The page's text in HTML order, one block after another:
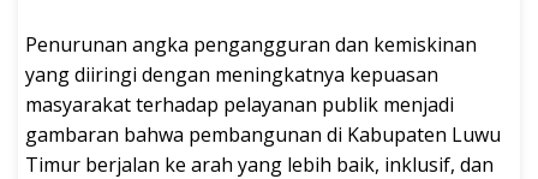
Penurunan angka pengangguran dan kemiskinan
yang diiringi dengan meningkatnya kepuasan
masyarakat terhadap pelayanan publik menjadi
gambaran bahwa pembangunan di Kabupaten Luwu
Timur berjalan ke arah yang lebih baik, inklusif, dan